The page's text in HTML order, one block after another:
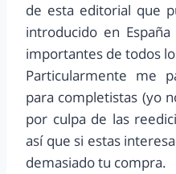
de esta editorial que
introducido en
importantes de todos
Particularmente me
para completistas (yo
por culpa de las
así que si estas
demasiado tu compra.